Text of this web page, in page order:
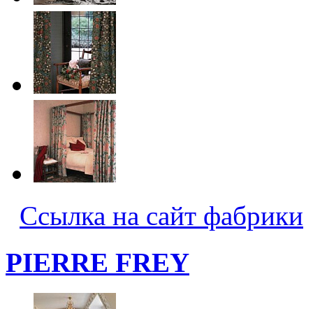
Ссылка на сайт фабрики
PIERRE FREY